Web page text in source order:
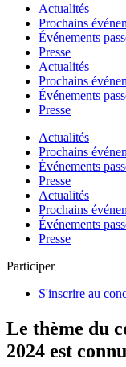
Actualités
Prochains
Événements
Presse
Actualités
Prochains
Événements
Presse
Actualités
Prochains
Événements
Presse
Actualités
Prochains
Événements
Presse
Participer
S'inscrire au
Le thème du
2024 est connu